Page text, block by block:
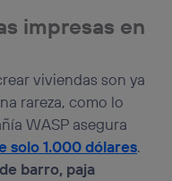
impresas en
viviendas son ya
rareza, como lo
WASP asegura
solo 1.000 dólares.
barro, paja